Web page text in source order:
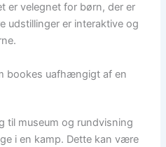
er velegnet for børn, der er
udstillinger er interaktive og
bookes uafhængigt af en
til museum og rundvisning
i en kamp. Dette kan være